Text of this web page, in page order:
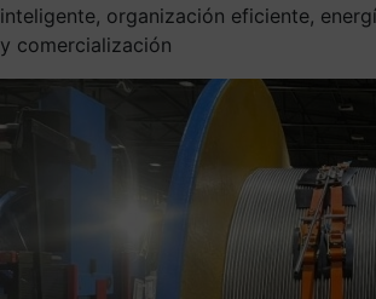
inteligente, organización eficiente,
y comercialización